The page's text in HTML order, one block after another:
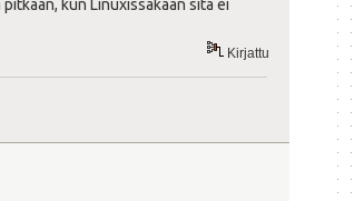
kun Linuxissakaan sitä ei
Kirjattu